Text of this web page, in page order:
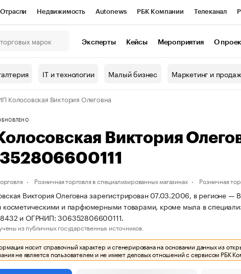
Отрасли Недвижимость Autonews РБК Компании Телеканал
Проверка контрагентов
Эксперты Кейсы Мероприятия О
IT и технологии Малый бизнес Маркетинг и
Колосовская Виктория Олеговна
Виктория
Розничная торговля в специализированных магазинах Розничная
Виктория Олеговна зарегистрирован 07.03.2006, в регионе —
косметическими и парфюмерными товарами, кроме мыла в
и ОГРНИП: 306352806600111.
из публичных государственных источников.
носит справочный характер и сгенерирована на основании данных из
не является пользователем и не имеет деловых отношений с сервисом РБК